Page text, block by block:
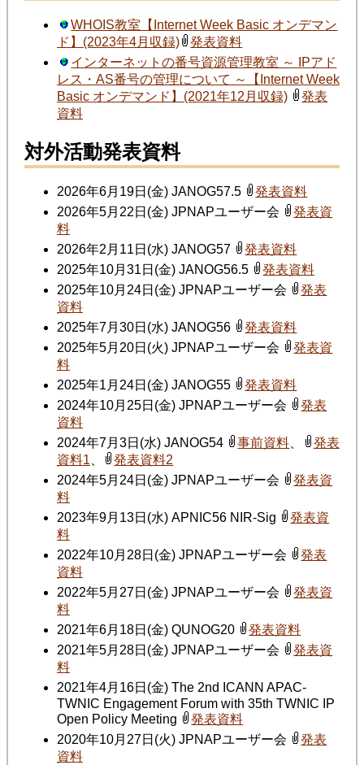
WHOIS教室【Internet Week Basic オンデマン
ド】(2023年4月収録)
発表資料
インターネットの番号資源管理教室 ～ IPアド
レス・AS番号の管理について ～【Internet Week
Basic オンデマンド】(2021年12月収録)
発表
資料
対外活動発表資料
2026年6月19日(金) JANOG57.5
発表資料
2026年5月22日(金) JPNAPユーザー会
発表資
料
2026年2月11日(水) JANOG57
発表資料
2025年10月31日(金) JANOG56.5
発表資料
2025年10月24日(金) JPNAPユーザー会
発表
資料
2025年7月30日(水) JANOG56
発表資料
2025年5月20日(火) JPNAPユーザー会
発表資
料
2025年1月24日(金) JANOG55
発表資料
2024年10月25日(金) JPNAPユーザー会
発表
資料
2024年7月3日(水) JANOG54
事前資料、
発表
資料1、
発表資料2
2024年5月24日(金) JPNAPユーザー会
発表資
料
2023年9月13日(水) APNIC56 NIR-Sig
発表資
料
2022年10月28日(金) JPNAPユーザー会
発表
資料
2022年5月27日(金) JPNAPユーザー会
発表資
料
2021年6月18日(金) QUNOG20
発表資料
2021年5月28日(金) JPNAPユーザー会
発表資
料
2021年4月16日(金) The 2nd ICANN APAC-
TWNIC Engagement Forum with 35th TWNIC IP
Open Policy Meeting
発表資料
2020年10月27日(火) JPNAPユーザー会
発表
資料